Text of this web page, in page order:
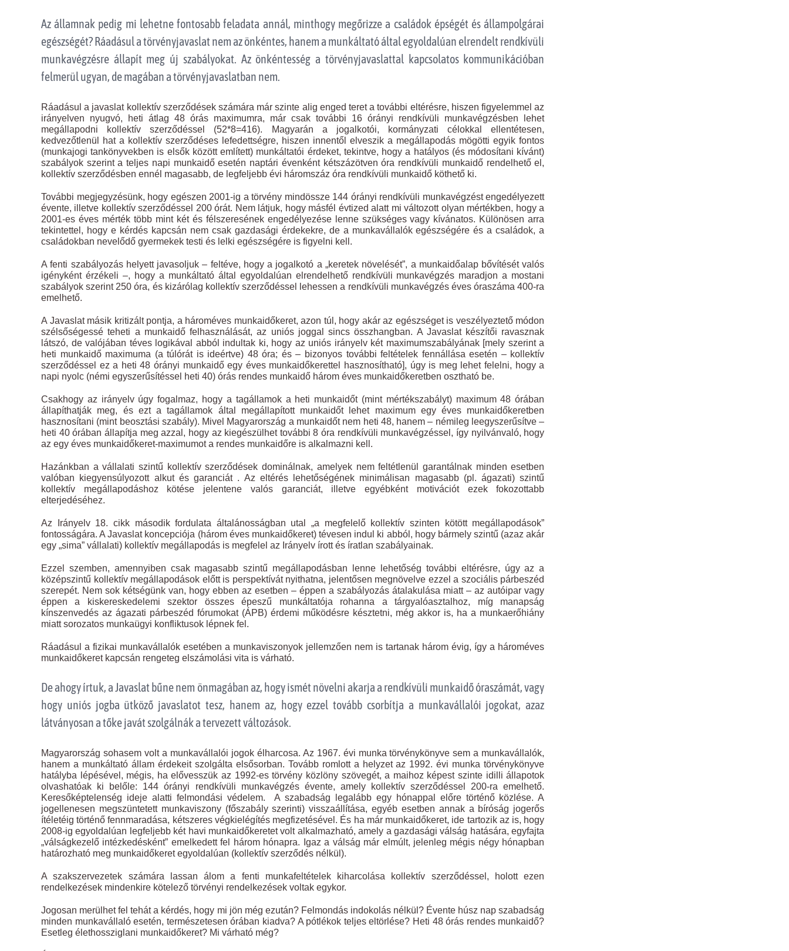
Az államnak pedig mi lehetne fontosabb feladata annál, minthogy megőrizze a családok épségét és állampolgárai
egészségét? Ráadásul a törvényjavaslat nem az önkéntes, hanem a munkáltató által egyoldalúan elrendelt rendkívüli
munkavégzésre állapít meg új szabályokat. Az önkéntesség a törvényjavaslattal kapcsolatos kommunikációban
felmerül ugyan, de magában a törvényjavaslatban nem.
Ráadásul a javaslat kollektív szerződések számára már szinte alig enged teret a további eltérésre, hiszen figyelemmel az
irányelven nyugvó, heti átlag 48 órás maximumra, már csak további 16 órányi rendkívüli munkavégzésben lehet
megállapodni kollektív szerződéssel (52*8=416). Magyarán a jogalkotói, kormányzati célokkal ellentétesen,
kedvezőtlenül hat a kollektív szerződéses lefedettségre, hiszen innentől elveszik a megállapodás mögötti egyik fontos
(munkajogi tankönyvekben is elsők között említett) munkáltatói érdeket, tekintve, hogy a hatályos (és módosítani kívánt)
szabályok szerint a teljes napi munkaidő esetén naptári évenként kétszázötven óra rendkívüli munkaidő rendelhető el,
kollektív szerződésben ennél magasabb, de legfeljebb évi háromszáz óra rendkívüli munkaidő köthető ki.
További megjegyzésünk, hogy egészen 2001-ig a törvény mindössze 144 órányi rendkívüli munkavégzést engedélyezett
évente, illetve kollektív szerződéssel 200 órát. Nem látjuk, hogy másfél évtized alatt mi változott olyan mértékben, hogy a
2001-es éves mérték több mint két és félszeresének engedélyezése lenne szükséges vagy kívánatos. Különösen arra
tekintettel, hogy e kérdés kapcsán nem csak gazdasági érdekekre, de a munkavállalók egészségére és a családok, a
családokban nevelődő gyermekek testi és lelki egészségére is figyelni kell.
A fenti szabályozás helyett javasoljuk – feltéve, hogy a jogalkotó a „keretek növelését”, a munkaidőalap bővítését valós
igényként érzékeli –, hogy a munkáltató által egyoldalúan elrendelhető rendkívüli munkavégzés maradjon a mostani
szabályok szerint 250 óra, és kizárólag kollektív szerződéssel lehessen a rendkívüli munkavégzés éves óraszáma 400-ra
emelhető.
A Javaslat másik kritizált pontja, a hároméves munkaidőkeret, azon túl, hogy akár az egészséget is veszélyeztető módon
szélsőségessé teheti a munkaidő felhasználását, az uniós joggal sincs összhangban. A Javaslat készítői ravasznak
látszó, de valójában téves logikával abból indultak ki, hogy az uniós irányelv két maximumszabályának [mely szerint a
heti munkaidő maximuma (a túlórát is ideértve) 48 óra; és – bizonyos további feltételek fennállása esetén – kollektív
szerződéssel ez a heti 48 órányi munkaidő egy éves munkaidőkerettel hasznosítható], úgy is meg lehet felelni, hogy a
napi nyolc (némi egyszerűsítéssel heti 40) órás rendes munkaidő három éves munkaidőkeretben osztható be.
Csakhogy az irányelv úgy fogalmaz, hogy a tagállamok a heti munkaidőt (mint mértékszabályt) maximum 48 órában
állapíthatják meg, és ezt a tagállamok által megállapított munkaidőt lehet maximum egy éves munkaidőkeretben
hasznosítani (mint beosztási szabály). Mivel Magyarország a munkaidőt nem heti 48, hanem – némileg leegyszerűsítve –
heti 40 órában állapítja meg azzal, hogy az kiegészülhet további 8 óra rendkívüli munkavégzéssel, így nyilvánvaló, hogy
az egy éves munkaidőkeret-maximumot a rendes munkaidőre is alkalmazni kell.
Hazánkban a vállalati szintű kollektív szerződések dominálnak, amelyek nem feltétlenül garantálnak minden esetben
valóban kiegyensúlyozott alkut és garanciát . Az eltérés lehetőségének minimálisan magasabb (pl. ágazati) szintű
kollektív megállapodáshoz kötése jelentene valós garanciát, illetve egyébként motivációt ezek fokozottabb
elterjedéséhez.
Az Irányelv 18. cikk második fordulata általánosságban utal „a megfelelő kollektív szinten kötött megállapodások”
fontosságára. A Javaslat koncepciója (három éves munkaidőkeret) tévesen indul ki abból, hogy bármely szintű (azaz akár
egy „sima” vállalati) kollektív megállapodás is megfelel az Irányelv írott és íratlan szabályainak.
Ezzel szemben, amennyiben csak magasabb szintű megállapodásban lenne lehetőség további eltérésre, úgy az a
középszintű kollektív megállapodások előtt is perspektívát nyithatna, jelentősen megnövelve ezzel a szociális párbeszéd
szerepét. Nem sok kétségünk van, hogy ebben az esetben – éppen a szabályozás átalakulása miatt – az autóipar vagy
éppen a kiskereskedelemi szektor összes épeszű munkáltatója rohanna a tárgyalóasztalhoz, míg manapság
kínszenvedés az ágazati párbeszéd fórumokat (ÁPB) érdemi működésre késztetni, még akkor is, ha a munkaerőhiány
miatt sorozatos munkaügyi konfliktusok lépnek fel.
Ráadásul a fizikai munkavállalók esetében a munkaviszonyok jellemzően nem is tartanak három évig, így a hároméves
munkaidőkeret kapcsán rengeteg elszámolási vita is várható.
De ahogy írtuk, a Javaslat bűne nem önmagában az, hogy ismét növelni akarja a rendkívüli munkaidő óraszámát, vagy
hogy uniós jogba ütköző javaslatot tesz, hanem az, hogy ezzel tovább csorbítja a munkavállalói jogokat, azaz
látványosan a tőke javát szolgálnák a tervezett változások.
Magyarország sohasem volt a munkavállalói jogok élharcosa. Az 1967. évi munka törvénykönyve sem a munkavállalók,
hanem a munkáltató állam érdekeit szolgálta elsősorban. Tovább romlott a helyzet az 1992. évi munka törvénykönyve
hatályba lépésével, mégis, ha elővesszük az 1992-es törvény közlöny szövegét, a maihoz képest szinte idilli állapotok
olvashatóak ki belőle: 144 órányi rendkívüli munkavégzés évente, amely kollektív szerződéssel 200-ra emelhető.
Keresőképtelenség ideje alatti felmondási védelem. A szabadság legalább egy hónappal előre történő közlése. A
jogellenesen megszüntetett munkaviszony (főszabály szerinti) visszaállítása, egyéb esetben annak a bíróság jogerős
ítéletéig történő fennmaradása, kétszeres végkielégítés megfizetésével. És ha már munkaidőkeret, ide tartozik az is, hogy
2008-ig egyoldalúan legfeljebb két havi munkaidőkeretet volt alkalmazható, amely a gazdasági válság hatására, egyfajta
„válságkezelő intézkedésként” emelkedett fel három hónapra. Igaz a válság már elmúlt, jelenleg mégis négy hónapban
határozható meg munkaidőkeret egyoldalúan (kollektív szerződés nélkül).
A szakszervezetek számára lassan álom a fenti munkafeltételek kiharcolása kollektív szerződéssel, holott ezen
rendelkezések mindenkire kötelező törvényi rendelkezések voltak egykor.
Jogosan merülhet fel tehát a kérdés, hogy mi jön még ezután? Felmondás indokolás nélkül? Évente húsz nap szabadság
minden munkavállaló esetén, természetesen órában kiadva? A pótlékok teljes eltörlése? Heti 48 órás rendes munkaidő?
Esetleg élethossziglani munkaidőkeret? Mi várható még?